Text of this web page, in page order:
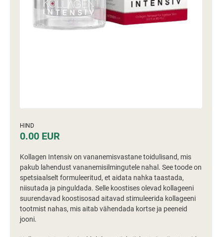
HIND
0.00 EUR
Kollagen Intensiv on vananemisvastane toidulisand, mis
pakub lahendust vananemisilmingutele nahal. See toode on
spetsiaalselt formuleeritud, et aidata nahka taastada,
niisutada ja pinguldada. Selle koostises olevad kollageeni
suurendavad koostisosad aitavad stimuleerida kollageeni
tootmist nahas, mis aitab vähendada kortse ja peeneid
jooni.